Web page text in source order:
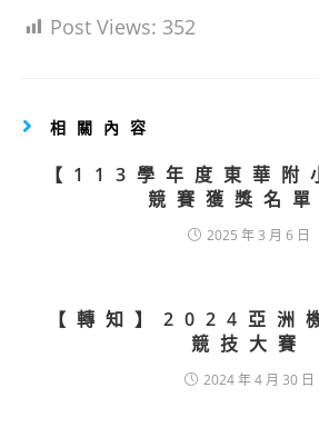
Post Views: 352
相關內容
【113學年度東華附
競賽獲獎名單
2025 年 3 月 6 日
【轉知】2024亞洲
競技大賽
2024 年 4 月 30 日